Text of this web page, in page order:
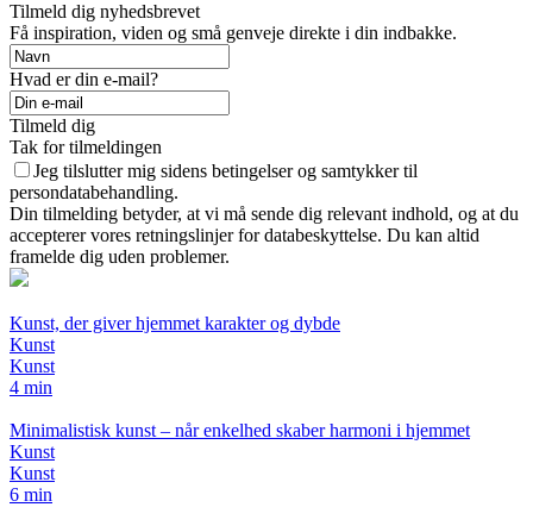
Tilmeld dig nyhedsbrevet
Få inspiration, viden og små genveje direkte i din indbakke.
Hvad er din e-mail?
Tilmeld dig
Tak for tilmeldingen
Jeg tilslutter mig sidens betingelser og samtykker til
persondatabehandling.
Din tilmelding betyder, at vi må sende dig relevant indhold, og at du
accepterer vores retningslinjer for databeskyttelse. Du kan altid
framelde dig uden problemer.
Kunst, der giver hjemmet karakter og dybde
Kunst
Kunst
4 min
Minimalistisk kunst – når enkelhed skaber harmoni i hjemmet
Kunst
Kunst
6 min